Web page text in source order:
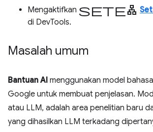
Mengaktifkan setelan
di DevTools.
Masalah umum
Bantuan AI menggunakan model
Google untuk membuat penjelasan.
atau LLM, adalah area penelitian baru
yang dihasilkan LLM terkadang